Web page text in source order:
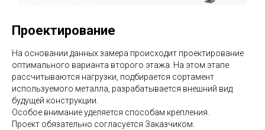
Проектирование
На основании данных замера происходит проектирование
оптимального варианта второго этажа. На этом этапе
рассчитываются нагрузки, подбирается сортамент
используемого металла, разрабатывается внешний вид
будущей конструкции.
Особое внимание уделяется способам крепления.
Проект обязательно согласуется Заказчиком.